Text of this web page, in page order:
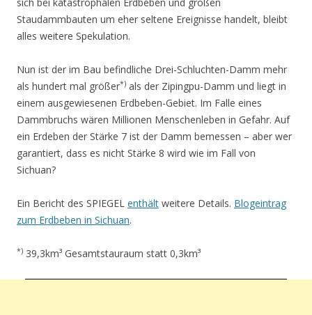
Staudammbauten um eher seltene Ereignisse handelt, bleibt
alles weitere Spekulation.
Nun ist der im Bau befindliche Drei-Schluchten-Damm mehr
als hundert mal größer*) als der Zipingpu-Damm und liegt in
einem ausgewiesenen Erdbeben-Gebiet. Im Falle eines
Dammbruchs wären Millionen Menschenleben in Gefahr. Auf
ein Erdeben der Stärke 7 ist der Damm bemessen – aber wer
garantiert, dass es nicht Stärke 8 wird wie im Fall von
Sichuan?
Ein Bericht des SPIEGEL enthält weitere Details. Blogeintrag
zum Erdbeben in Sichuan.
*) 39,3km³ Gesamtstauraum statt 0,3km³